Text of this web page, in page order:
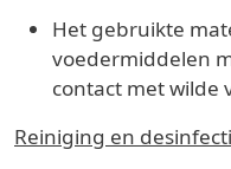
Het gebruikte
voedermiddelen
contact met wilde
Reiniging en